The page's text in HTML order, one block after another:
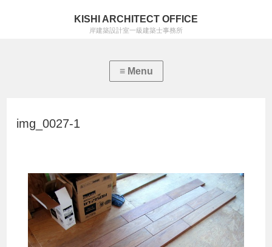
KISHI ARCHITECT OFFICE
岸建築設計室一級建築士事務所
img_0027-1